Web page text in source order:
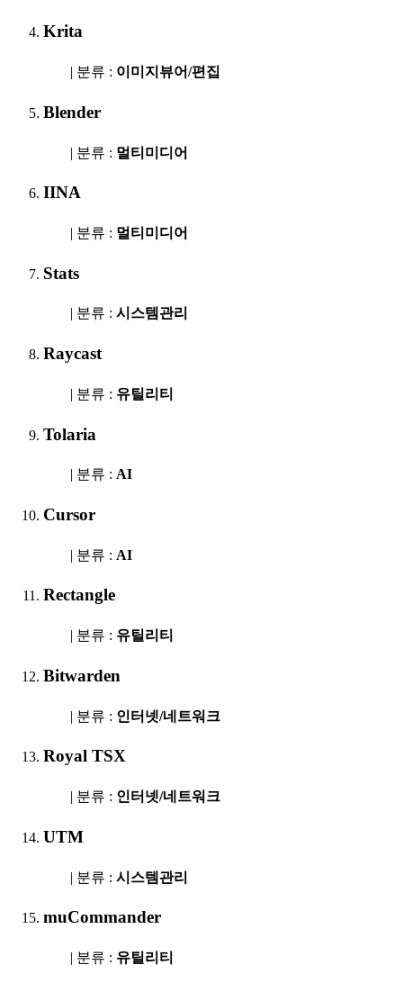
Krita
| 분류 : 이미지뷰어/편집
Blender
| 분류 : 멀티미디어
IINA
| 분류 : 멀티미디어
Stats
| 분류 : 시스템관리
Raycast
| 분류 : 유틸리티
Tolaria
| 분류 : AI
Cursor
| 분류 : AI
Rectangle
| 분류 : 유틸리티
Bitwarden
| 분류 : 인터넷/네트워크
Royal TSX
| 분류 : 인터넷/네트워크
UTM
| 분류 : 시스템관리
muCommander
| 분류 : 유틸리티